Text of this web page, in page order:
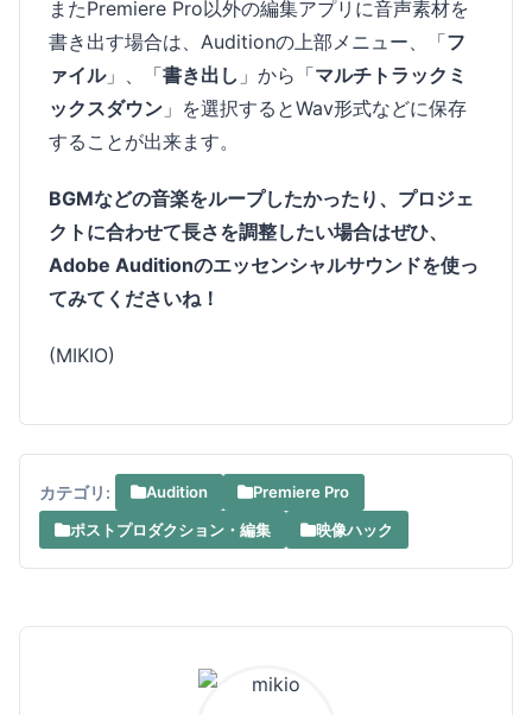
またPremiere Pro以外の編集アプリに音声素材を
書き出す場合は、Auditionの上部メニュー、「フ
ァイル」、「書き出し 」から「マルチトラックミ
ックスダウン 」を選択するとWav形式などに保存
することが出来ます。
BGMなどの音楽をループしたかったり、プロジェ
クトに合わせて長さを調整したい場合はぜひ、
Adobe Auditionのエッセンシャルサウンドを使っ
てみてくださいね！
(MIKIO)
カテゴリ: Audition
Premiere Pro
ポストプロダクション・編集
映像ハック